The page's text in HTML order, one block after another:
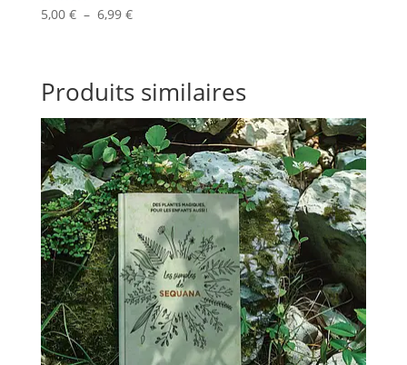
Note
4.00
5,00 € – 6,99 €Plage
à
6,99 €
Produits similaires